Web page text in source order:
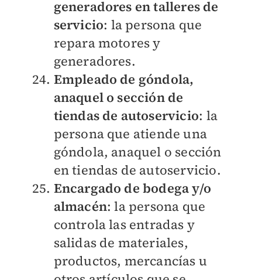
generadores en talleres de
servicio: la persona que
repara motores y
generadores.
Empleado de góndola,
anaquel o sección de
tiendas de autoservicio: la
persona que atiende una
góndola, anaquel o sección
en tiendas de autoservicio.
Encargado de bodega y/o
almacén: la persona que
controla las entradas y
salidas de materiales,
productos, mercancías u